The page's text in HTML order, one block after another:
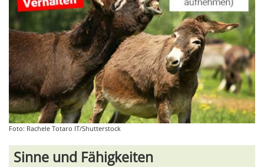
Foto: Rachele Totaro IT/Shutterstock
Sinne und Fähigkeiten